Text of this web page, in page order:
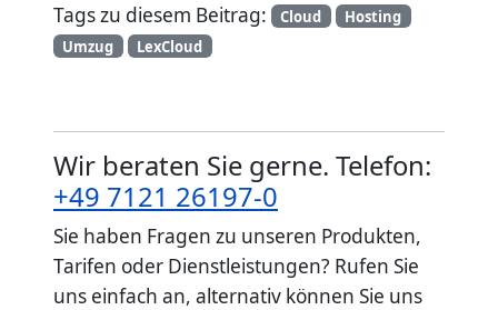
Tags zu diesem Beitrag: Cloud
Hosting
Umzug
LexCloud
Wir beraten Sie gerne. Telefon:
+49 7121 26197-0
Sie haben Fragen zu unseren Produkten,
Tarifen oder Dienstleistungen? Rufen Sie
uns einfach an, alternativ können Sie uns